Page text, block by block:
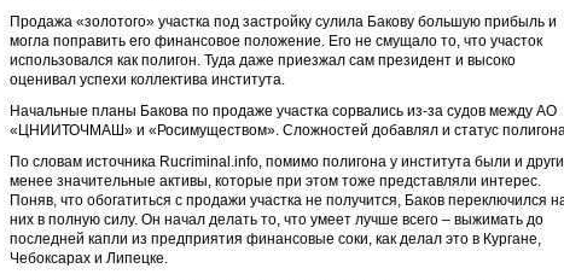
Продажа «золотого» участка под застройку сулила Бакову большую прибыль и
могла поправить его финансовое положение. Его не смущало то, что участок
использовался как полигон. Туда даже приезжал сам президент и высоко
оценивал успехи коллектива института.
Начальные планы Бакова по продаже участка сорвались из-за судов между АО
«ЦНИИТОЧМАШ» и «Росимуществом». Сложностей добавлял и статус
По словам источника Rucriminal.info, помимо полигона у института были и
менее значительные активы, которые при этом тоже представляли интерес.
Поняв, что обогатиться с продажи участка не получится, Баков переключился
них в полную силу. Он начал делать то, что умеет лучше всего – выжимать до
последней капли из предприятия финансовые соки, как делал это в Кургане,
Чебоксарах и Липецке.